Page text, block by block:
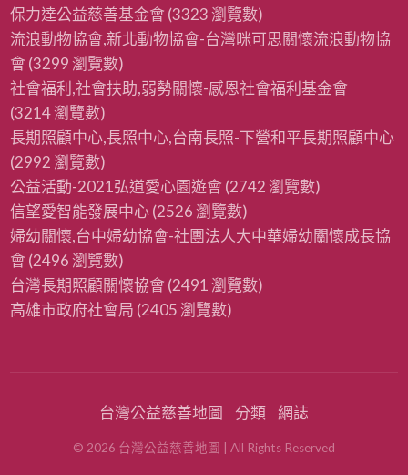
保力達公益慈善基金會 (3323 瀏覽數)
流浪動物協會,新北動物協會-台灣咪可思關懷流浪動物協
會 (3299 瀏覽數)
社會福利,社會扶助,弱勢關懷-感恩社會福利基金會
(3214 瀏覽數)
長期照顧中心,長照中心,台南長照-下營和平長期照顧中心
(2992 瀏覽數)
公益活動-2021弘道愛心園遊會 (2742 瀏覽數)
信望愛智能發展中心(2526 瀏覽數)
婦幼關懷,台中婦幼協會-社團法人大中華婦幼關懷成長協
會 (2496 瀏覽數)
台灣長期照顧關懷協會 (2491 瀏覽數)
高雄市政府社會局 (2405 瀏覽數)
台灣公益慈善地圖 分類 網誌
© 2026 台灣公益慈善地圖 | All Rights Reserved